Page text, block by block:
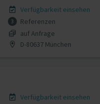
Verfügbarkeit einsehen
3
Referenzen
auf Anfrage
D-80637 München
Verfügbarkeit einsehen